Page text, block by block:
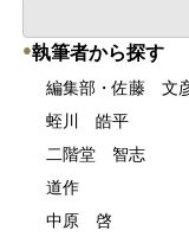
●執筆者から探す
編集部・佐藤 文
蛭川 皓平
二階堂 智志
道作
中原 啓